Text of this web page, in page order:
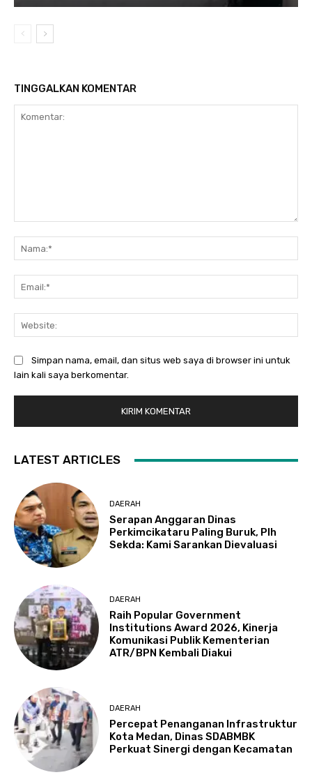
TINGGALKAN KOMENTAR
Simpan nama, email, dan situs web saya di browser ini untuk
lain kali saya berkomentar.
LATEST ARTICLES
DAERAH
Serapan Anggaran Dinas
Perkimcikataru Paling Buruk, Plh
Sekda: Kami Sarankan Dievaluasi
DAERAH
Raih Popular Government
Institutions Award 2026, Kinerja
Komunikasi Publik Kementerian
ATR/BPN Kembali Diakui
DAERAH
Percepat Penanganan Infrastruktur
Kota Medan, Dinas SDABMBK
Perkuat Sinergi dengan Kecamatan